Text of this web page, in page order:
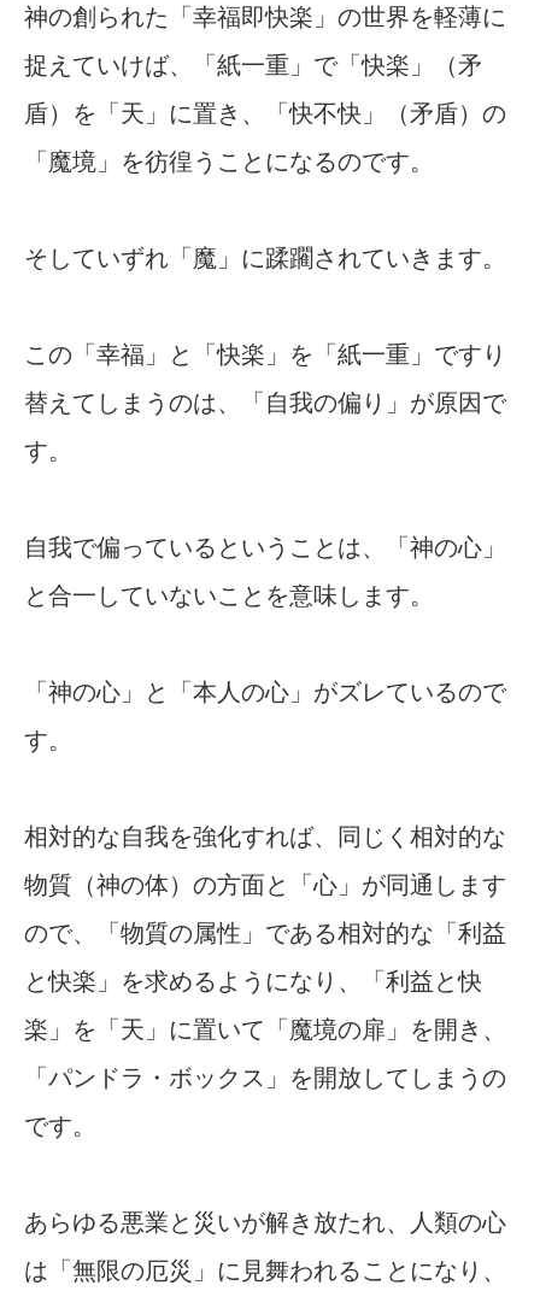
神の創られた「幸福即快楽」の世界を軽薄に
捉えていけば、「紙一重」で「快楽」（矛
盾）を「天」に置き、「快不快」（矛盾）の
「魔境」を彷徨うことになるのです。
そしていずれ「魔」に蹂躙されていきます。
この「幸福」と「快楽」を「紙一重」ですり
替えてしまうのは、「自我の偏り」が原因で
す。
自我で偏っているということは、「神の心」
と合一していないことを意味します。
「神の心」と「本人の心」がズレているので
す。
相対的な自我を強化すれば、同じく相対的な
物質（神の体）の方面と「心」が同通します
ので、「物質の属性」である相対的な「利益
と快楽」を求めるようになり、「利益と快
楽」を「天」に置いて「魔境の扉」を開き、
「パンドラ・ボックス」を開放してしまうの
です。
あらゆる悪業と災いが解き放たれ、人類の心
は「無限の厄災」に見舞われることになり、